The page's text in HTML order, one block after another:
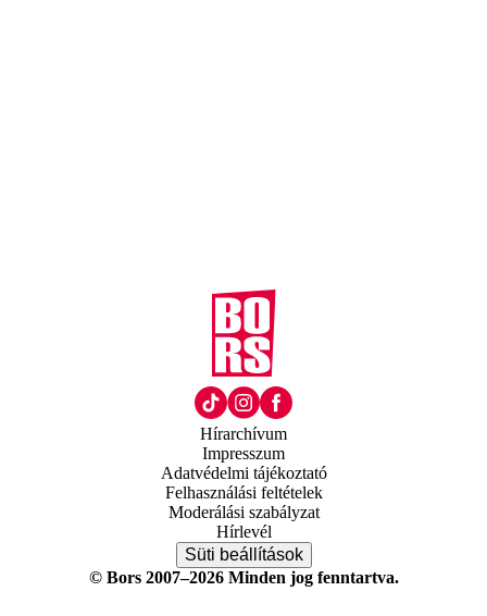
Hírarchívum
Impresszum
Adatvédelmi tájékoztató
Felhasználási feltételek
Moderálási szabályzat
Hírlevél
Süti beállítások
© Bors 2007–2026 Minden jog fenntartva.